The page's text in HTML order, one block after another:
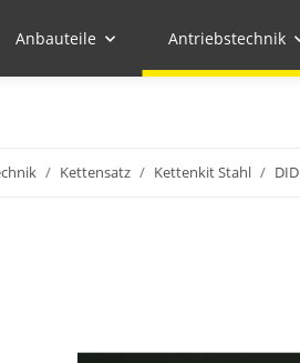
Anbauteile Antriebstechnik
Kettensatz Kettenkit Stahl DID